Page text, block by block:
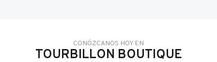
CONÓZCANOS HOY EN
TOURBILLON BOUTIQUE